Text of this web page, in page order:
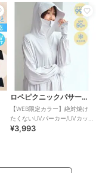
ロペピクニックパサージュ
【WEB限定カラー】絶対焼け
たくないUVパーカー/UVカッ
ト・接触冷感
¥3,993